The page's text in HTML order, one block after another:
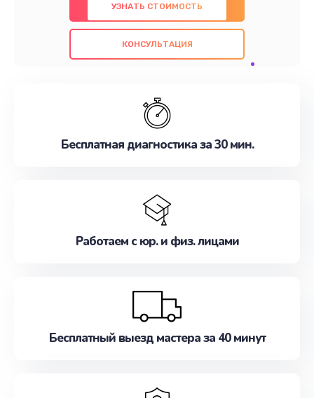
использованием оригинальных компонентов, а
также гарантируем качество всех
проведенных работ. Наша цель - предоставить
наилучшим образом. Не медлите записаться на
УЗНАТЬ СТОИМОСТЬ
КОНСУЛЬТАЦИЯ
Бесплатная диагностика за 30 мин.
Работаем с юр. и физ. лицами
Бесплатный выезд мастера за 40 минут